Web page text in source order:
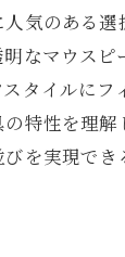
改善を促進す
での矯正治
ンセリング
具体例と実
気のある
なマウス
タイルに
特性を理
を実現でき